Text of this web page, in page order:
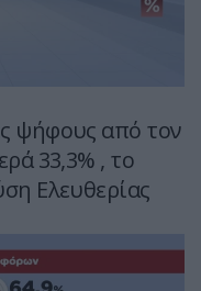
ψήφους από τον
33,3% , το
Ελευθερίας